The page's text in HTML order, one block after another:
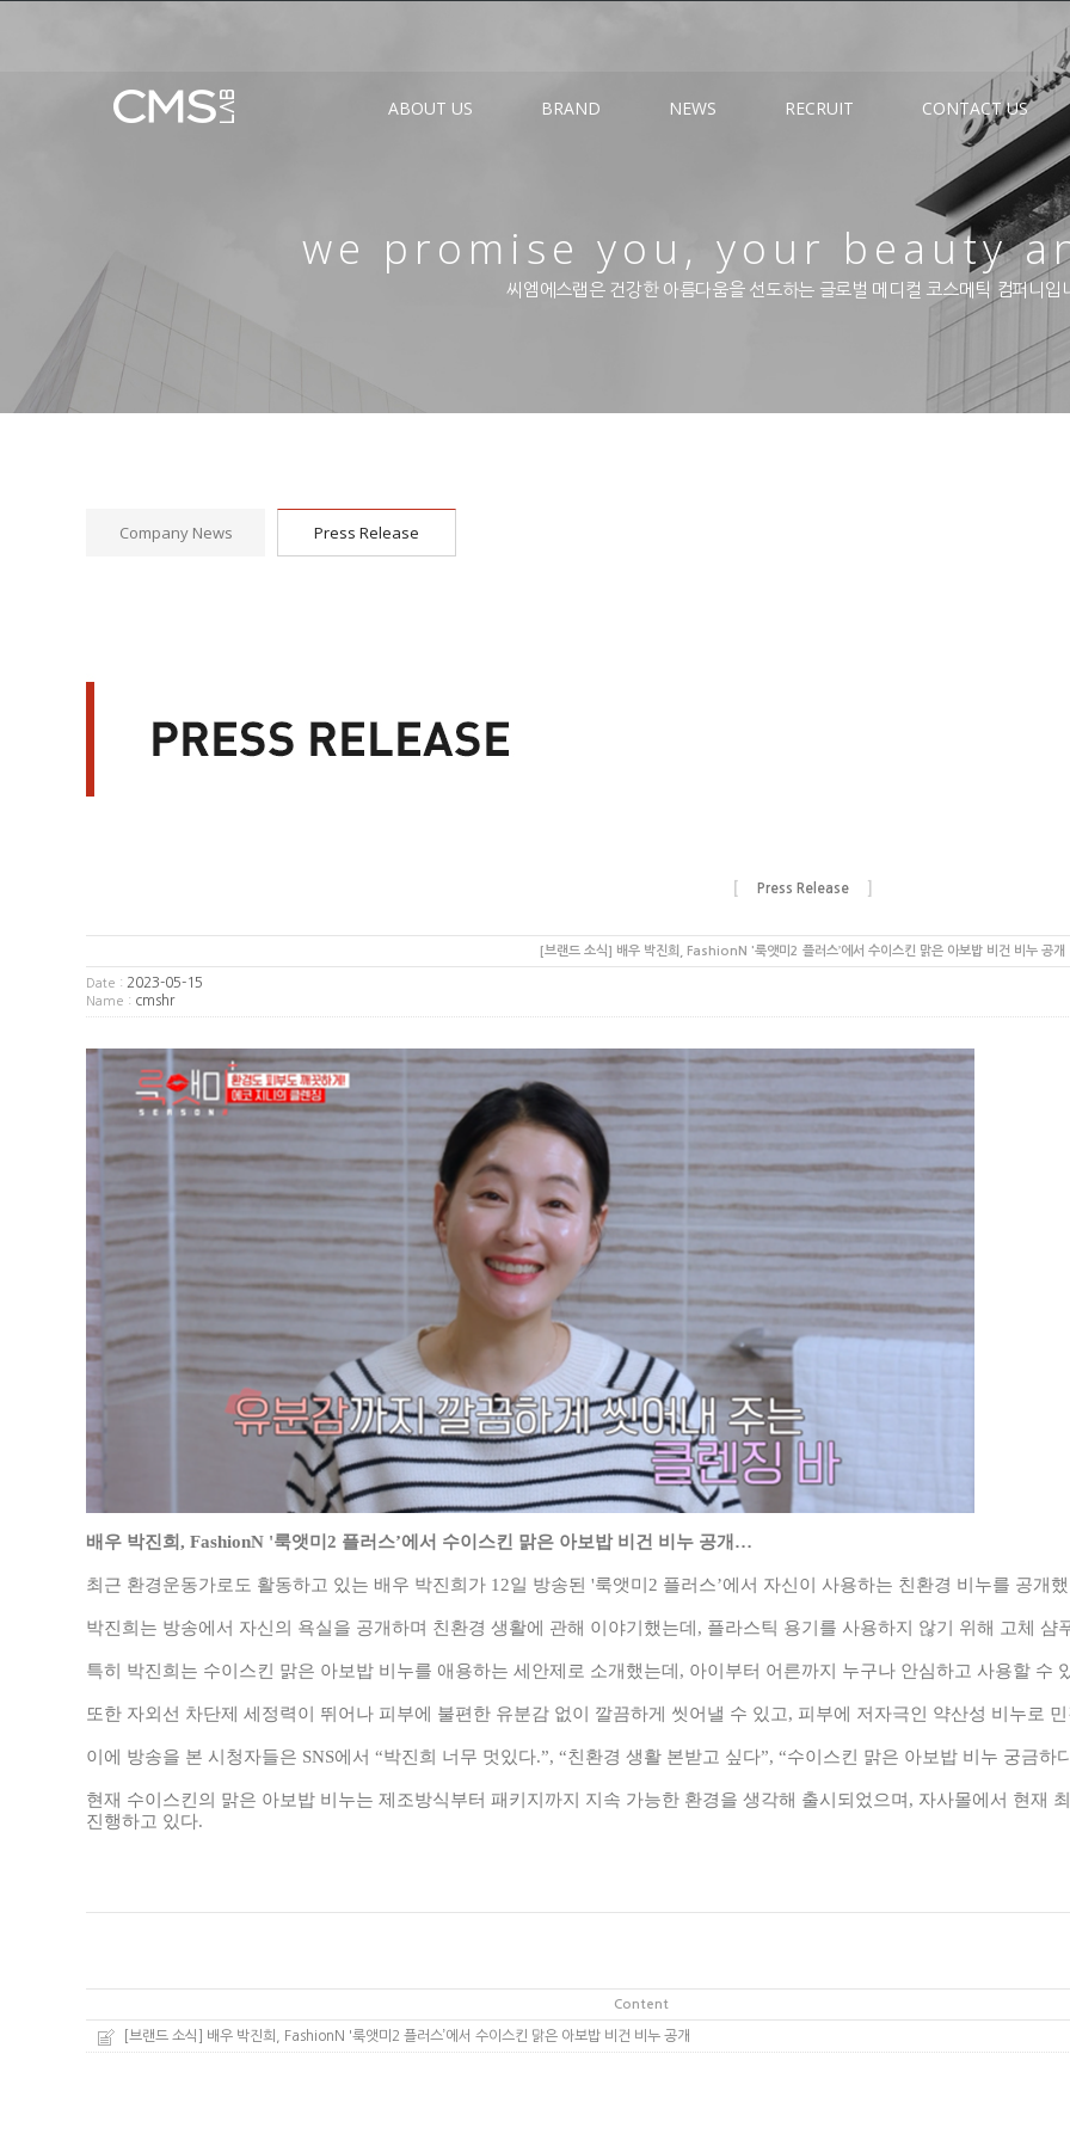
ABOUT US BRAND NEWS RECRUIT CONTACT US
we promise you, your beauty
씨엠에스랩은 건강한 아름다움을 선도하는 글로벌 메디컬 코스메틱 컴퍼니입
Company News Press Release
Press Release
[브랜드 소식] 배우 박진희, FashionN '룩앳미2 플러스’에서 수이스킨 맑은 아보밥 비건 비누 공개
Date : 2023-05-15
Name : cmshr
배우 박진희, FashionN '룩앳미 2 플러스’에서 수이스킨 맑은 아보밥 비건 비누 공개 …
최근 환경운동가로도 활동하고 있는 배우 박진희가 12일 방송된 '룩앳미 2 플러스’에서 자신이 사용하는 친환경 비누를 공개
박진희는 방송에서 자신의 욕실을 공개하며 친환경 생활에 관해 이야기했는데 , 플라스틱 용기를 사용하지 않기 위해 고체 샴
특히 박진희는 수이스킨 맑은 아보밥 비누를 애용하는 세안제로 소개했는데 , 아이부터 어른까지 누구나 안심하고 사용할 수
또한 자외선 차단제 세정력이 뛰어나 피부에 불편한 유분감 없이 깔끔하게 씻어낼 수 있고, 피부에 저자극인 약산성 비누로
이에 방송을 본 시청자들은 SNS에서 “박진희 너무 멋있다.”, “친환경 생활 본받고 싶다”, “수이스킨 맑은 아보밥 비누 궁금하
현재 수이스킨의 맑은 아보밥 비누는 제조방식부터 패키지까지 지속 가능한 환경을 생각해 출시되었으며 , 자사몰에서 현재
진행하고 있다.
Content
[브랜드 소식] 배우 박진희, FashionN '룩앳미2 플러스’에서 수이스킨 맑은 아보밥 비건 비누 공개